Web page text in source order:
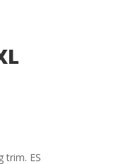
trim. ES